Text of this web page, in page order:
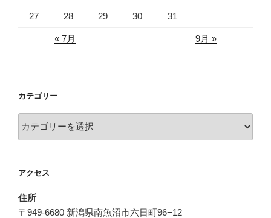
27 28 29 30 31
« 7月 9月 »
カテゴリー
テ
ー
アクセス
住所
〒949-6680 新潟県南魚沼市六日町96−12